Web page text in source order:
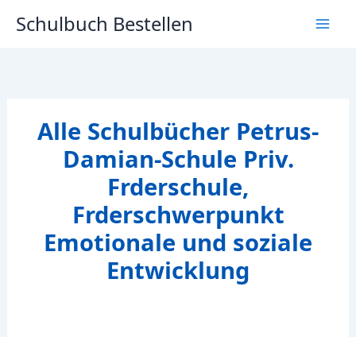
InhaltSchulbuch Bestellen
Alle Schulbücher Petrus-
Damian-Schule Priv.
Frderschule,
Frderschwerpunkt
Emotionale und soziale
Entwicklung